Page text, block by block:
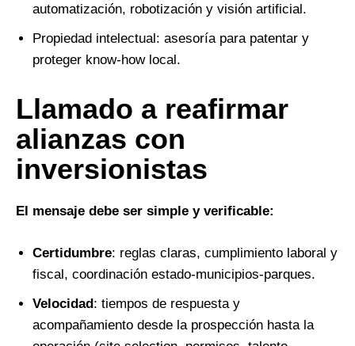
automatización, robotización y visión artificial.
Propiedad intelectual: asesoría para patentar y
proteger know-how local.
Llamado a reafirmar
alianzas con
inversionistas
El mensaje debe ser simple y verificable:
Certidumbre: reglas claras, cumplimiento laboral y
fiscal, coordinación estado-municipios-parques.
Velocidad : tiempos de respuesta y
acompañamiento desde la prospección hasta la